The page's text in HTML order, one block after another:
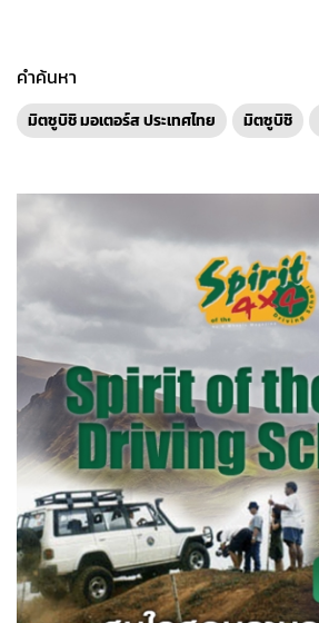
คำค้นหา
มิตซูบิชิ มอเตอร์ส ประเทศไทย มิตซูบิชิ